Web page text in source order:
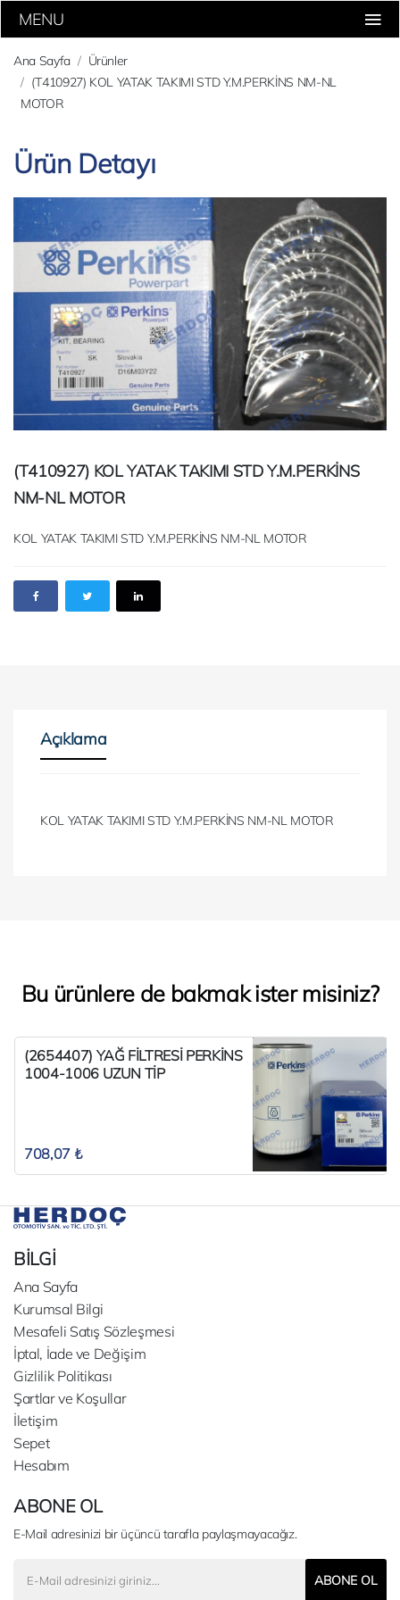
MENU
Ana Sayfa
Ürünler
(T410927) KOL YATAK TAKIMI STD Y.M.PERKİNS NM-NL
MOTOR
Ürün Detayı
(T410927) KOL YATAK TAKIMI STD Y.M.PERKİNS
NM-NL MOTOR
KOL YATAK TAKIMI STD Y.M.PERKİNS NM-NL MOTOR
Açıklama
KOL YATAK TAKIMI STD Y.M.PERKİNS NM-NL MOTOR
Bu ürünlere de bakmak ister misiniz?
(2654407) YAĞ FİLTRESİ PERKİNS
1004-1006 UZUN TİP
708,07 ₺
BİLGİ
Ana Sayfa
Kurumsal Bilgi
Mesafeli Satış Sözleşmesi
İptal, İade ve Değişim
Gizlilik Politikası
Şartlar ve Koşullar
İletişim
Sepet
Hesabım
ABONE OL
E-Mail adresinizi bir üçüncü tarafla paylaşmayacağız.
ABONE OL